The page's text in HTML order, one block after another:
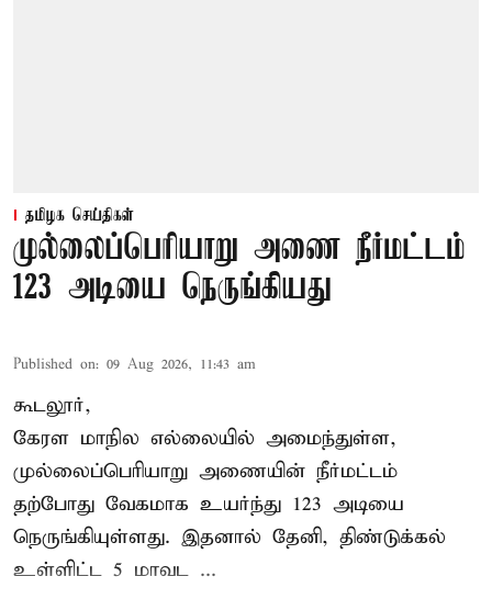
தமிழக செய்திகள்
முல்லைப்பெரியாறு அணை நீர்மட்டம்
123 அடியை நெருங்கியது
Published on: 09 Aug 2026, 11:43 am
கூடலூர்,
கேரள மாநில எல்லையில் அமைந்துள்ள,
முல்லைப்பெரியாறு அணையின் நீர்மட்டம்
தற்போது வேகமாக உயர்ந்து 123 அடியை
நெருங்கியுள்ளது. இதனால் தேனி, திண்டுக்கல்
உள்ளிட்ட 5 மாவட ...